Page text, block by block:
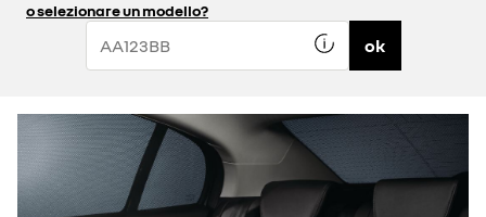
o selezionare un modello?
ok